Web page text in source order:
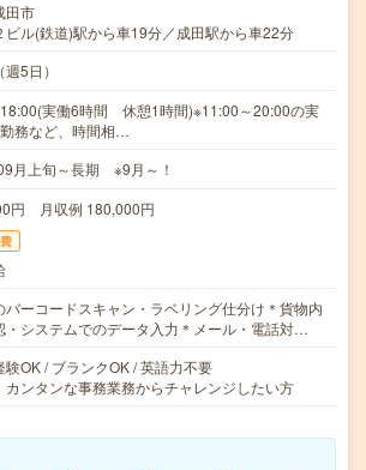
田市
ビル(鉄道)駅から車19分／成田駅から車22分
5日）
実働6時間 休憩1時間)※11:00～20:00の実
務など、時間相…
月上旬～長期 ※9月～！
円 月収例 180,000円
バーコードスキャン・ラベリング仕分け＊貨物内
・システムでのデータ入力＊メール・電話対…
験OK / ブランクOK / 英語力不要
カンタンな事務業務からチャレンジしたい方